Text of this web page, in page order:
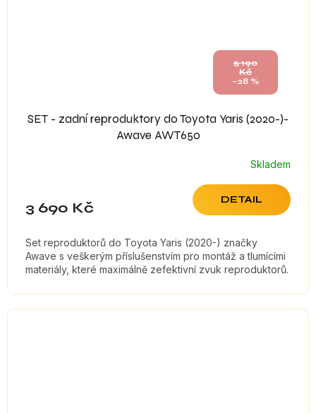
5 190
Kč
–28 %
SET - zadní reproduktory do Toyota Yaris (2020-)-
Awave AWT650
Skladem
3 690 Kč DETAIL
Set reproduktorů do Toyota Yaris (2020-) značky
Awave s veškerým příslušenstvím pro montáž a tlumícími
materiály, které maximálně zefektivní zvuk reproduktorů.